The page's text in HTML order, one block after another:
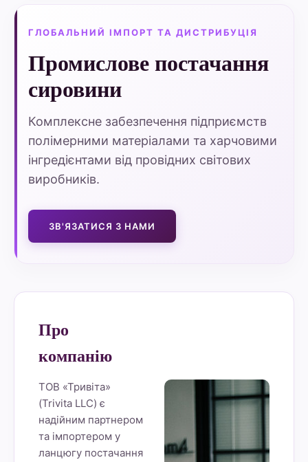
ГЛОБАЛЬНИЙ ІМПОРТ ТА ДИСТРИБУЦІЯ
Промислове постачання
сировини
Комплексне забезпечення підприємств
полімерними матеріалами та харчовими
інгредієнтами від провідних світових
виробників.
ЗВ'ЯЗАТИСЯ З НАМИ
Про
компанію
ТОВ «Тривіта»
(Trivita LLC) є
надійним партнером
та імпортером у
ланцюгу постачання